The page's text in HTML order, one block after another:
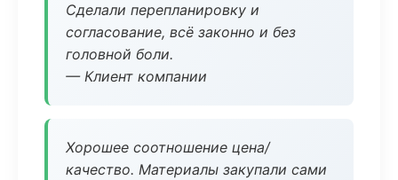
Сделали перепланировку и
согласование, всё законно и без
головной боли.
— Клиент компании
Хорошее соотношение цена/
качество. Материалы закупали сами